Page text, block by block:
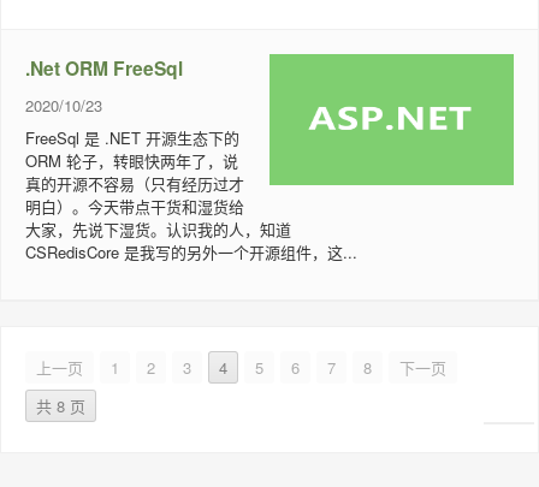
.Net ORM FreeSql
2020/10/23
FreeSql 是 .NET 开源生态下的
ORM 轮子，转眼快两年了，说
真的开源不容易（只有经历过才
明白）。今天带点干货和湿货给
大家，先说下湿货。认识我的人，知道
CSRedisCore 是我写的另外一个开源组件，这...
上一页 1 2 3 4 5 6 7 8
下一页
共 8 页